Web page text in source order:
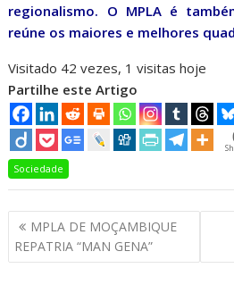
regionalismo. O MPLA é
reúne os maiores e melhores
Visitado 42 vezes, 1 visitas hoje
Partilhe este Artigo
Sociedade
Navegação
de
artigos
MPLA DE MOÇAMBIQUE
REPATRIA “MAN GENA”